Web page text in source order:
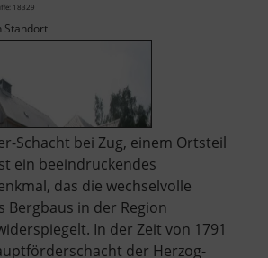
18329
Standort
Schacht bei Zug, einem Ortsteil
ein beeindruckendes
das die wechselvolle
Bergbaus in der Region
In der Zeit von 1791
der Herzog-